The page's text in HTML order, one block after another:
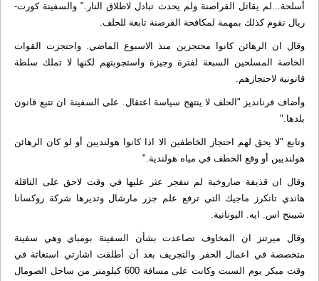
أسلحة...لم يقاتل القراصنة ولم يحدث تبادل لاطلاق النار." والسفينة كورت-
ريال تقوم كذلك بمهمة لمكافحة القرصنة تابعة للحلف.
وقال ان الرهائن كانوا محتجزين منذ الاسبوع الماضي. واحتجزت القوات
الخاصة المسلحين السبعة لفترة وجيزة واستجوبتهم لكنها لا تملك سلطة
قانونية لاحتجازهم.
وأضاف فرنانديز "الحلف لا ينتهج سياسة اعتقال. على السفينة ان تتبع قانون
بلدها."
وتابع "لا يحق لهم احتجاز الخاطفين الا اذا كانوا هولنديين أو لو كان الرهائن
هولنديين أو وقع الخطف في مياه هولندية."
وقال ان قذيفة صاروخية لم تنفجر عثر عليها في وقت لاحق على الناقلة
هاندي تانكرز ماجيك التي ترفع علم جزر مارشال وتديرها شركة روكسانا
شيبنح اس. ايه. اليونانية.
وقال ميرتنز ان المخاوف تصاعدت بشأن السفينة بومباي وهي سفينة
متخصصة في اعمال الحفر والتجريف بعد أن أطلقت اشارتي استغاثة في
وقت مبكر يوم السبت وكانت على مسافة 600 كيلومتر من ساحل الصومال